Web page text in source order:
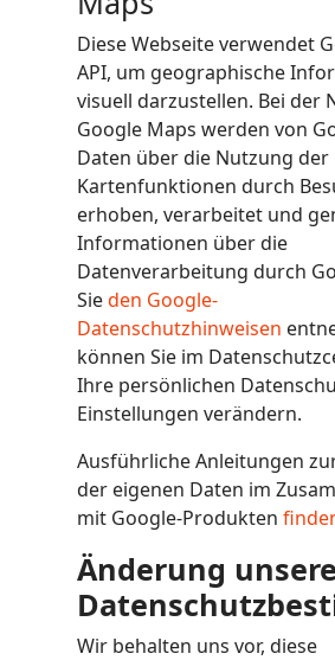
Diese Webseite verwendet
API, um geographische
visuell darzustellen. Bei der
Google Maps werden von
Daten über die Nutzung der
Kartenfunktionen durch
erhoben, verarbeitet und
Informationen über die
Datenverarbeitung durch
Sieden Google-
Datenschutzhinweisen
können Sie im
Ihre persönlichen
Einstellungen verändern.
Ausführliche Anleitungen
der eigenen Daten im
mit Google-Produkten
Änderung
Wir behalten uns vor, diese